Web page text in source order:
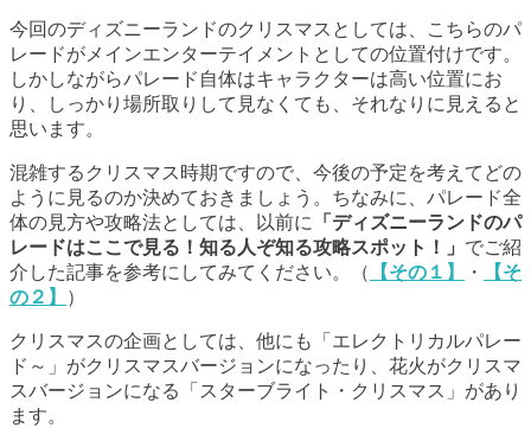
今回のディズニーランドのクリスマスとしては、こちらのパ
レードがメインエンターテイメントとしての位置付けです。
しかしながらパレード自体はキャラクターは高い位置にお
り、しっかり場所取りして見なくても、それなりに見えると
思います。
混雑するクリスマス時期ですので、今後の予定を考えてどの
ように見るのか決めておきましょう。ちなみに、パレード全
体の見方や攻略法としては、以前に 「ディズニーランドのパ
レードはここで見る！知る人ぞ知る攻略スポット！」 でご紹
介した記事を参考にしてみてください。（
【その１】 ・
【そ
の２】
）
クリスマスの企画としては、他にも「エレクトリカルパレー
ド～」がクリスマスバージョンになったり、花火がクリスマ
スバージョンになる「スターブライト・クリスマス」があり
ます。